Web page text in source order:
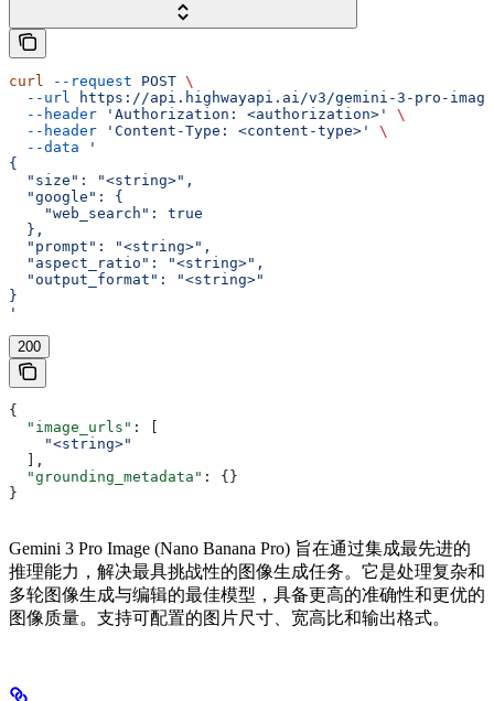
curl --request POST \
  --url
https://api.highwayapi.ai/v3/gemini-3-pro-
  --header
'Authorization: <authorization>'
\
  --header
'Content-Type: <content-type>'
\
  --data
'
{
  "size": "<string>",
  "google": {
    "web_search": true
  },
  "prompt": "<string>",
  "aspect_ratio": "<string>",
  "output_format": "<string>"
}
'
200
{
  "image_urls"
: [
    "<string>"
  ],
  "grounding_metadata"
: {}
}
Gemini 3 Pro Image (Nano Banana Pro) 旨在通过集成最先进的
推理能力，解决最具挑战性的图像生成任务。它是处理复杂和
多轮图像生成与编辑的最佳模型，具备更高的准确性和更优的
图像质量。支持可配置的图片尺寸、宽高比和输出格式。